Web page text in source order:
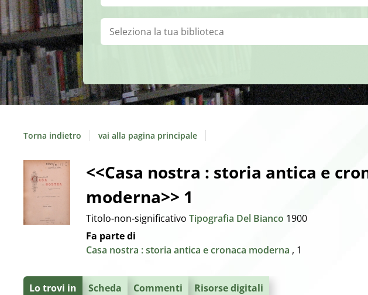
Biblioteca:
Torna indietro vai alla pagina principale
Dettaglio
del
documento
<<Casa nostra : storia antica e
moderna>> 1
Titolo-non-significativo Tipografia Del Bianco 1900
Fa parte di
Casa nostra : storia antica e cronaca moderna , 1
Lo trovi in Scheda Commenti Risorse digitali